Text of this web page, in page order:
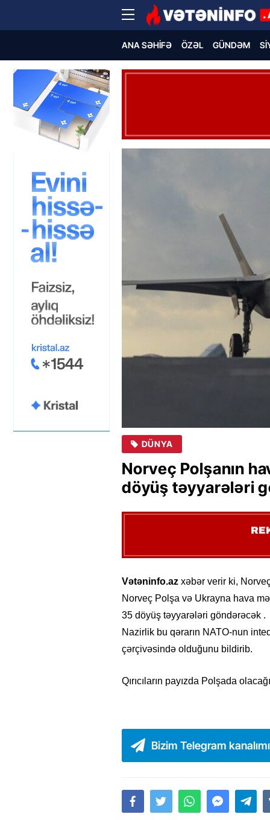
ANA SƏHIFƏ ÖZƏL GÜNDƏM
DÜNYA
Norveç Polşanın
döyüş təyyarələri
Vətəninfo.az xəbər verir ki,
Norveç Polşa və Ukrayna hava
35 döyüş təyyarələri göndərəcək .
Nazirlik bu qərarın NATO-nun
çərçivəsində olduğunu bildirib.
Qırıcıların payızda Polşada
Bizim Telegram